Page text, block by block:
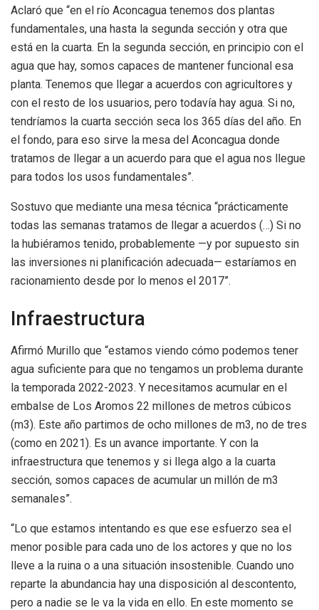
Aclaró que “en el río Aconcagua tenemos dos plantas
fundamentales, una hasta la segunda sección y otra que
está en la cuarta. En la segunda sección, en principio con el
agua que hay, somos capaces de mantener funcional esa
planta. Tenemos que llegar a acuerdos con agricultores y
con el resto de los usuarios, pero todavía hay agua. Si no,
tendríamos la cuarta sección seca los 365 días del año. En
el fondo, para eso sirve la mesa del Aconcagua donde
tratamos de llegar a un acuerdo para que el agua nos llegue
para todos los usos fundamentales”.
Sostuvo que mediante una mesa técnica “prácticamente
todas las semanas tratamos de llegar a acuerdos (…) Si no
la hubiéramos tenido, probablemente —y por supuesto sin
las inversiones ni planificación adecuada— estaríamos en
racionamiento desde por lo menos el 2017”.
Infraestructura
Afirmó Murillo que “estamos viendo cómo podemos tener
agua suficiente para que no tengamos un problema durante
la temporada 2022-2023. Y necesitamos acumular en el
embalse de Los Aromos 22 millones de metros cúbicos
(m3). Este año partimos de ocho millones de m3, no de tres
(como en 2021). Es un avance importante. Y con la
infraestructura que tenemos y si llega algo a la cuarta
sección, somos capaces de acumular un millón de m3
semanales”.
“Lo que estamos intentando es que ese esfuerzo sea el
menor posible para cada uno de los actores y que no los
lleve a la ruina o a una situación insostenible. Cuando uno
reparte la abundancia hay una disposición al descontento,
pero a nadie se le va la vida en ello. En este momento se